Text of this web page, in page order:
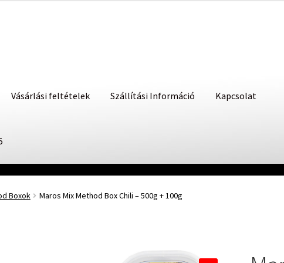
Vásárlási feltételek Szállítási Információ Kapcsolat
Boxok Maros Mix Method Box Chili – 500g + 100g